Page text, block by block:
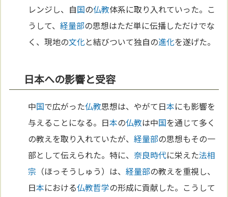
レンジし、自国の仏教体系に取り入れていった。こ
うして、経量部の思想はただ単に伝播しただけでな
く、現地の文化と結びついて独自の進化を遂げた。
日本への影響と受容
中国で広がった仏教思想は、やがて日本にも影響を
与えることになる。日本の仏教は中国を通じて多く
の教えを取り入れていたが、経量部の思想もその一
部として伝えられた。特に、奈良時代に栄えた法相
宗 （ほっそうしゅう）は、経量部の教えを重視し、
日本における仏教哲学の形成に貢献した。こうして